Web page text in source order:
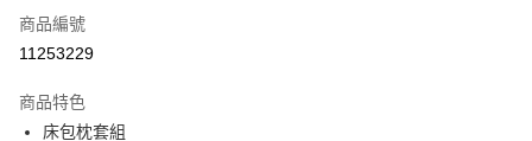
全盈+PAY
大哥付你分期
【大哥付你分期使用說明】
1.本服務由台灣大哥大提供，台灣大哥大用戶可立即使用無須另外申請。
AFTEE先享後付
商品編號
11253229
商品特色
床包枕套組